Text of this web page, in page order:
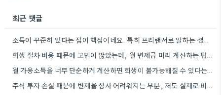
최근 댓글
소득이 꾸준히 있다는 점이 핵심이네요. 특히 프리랜서로 일하는 경우에도 소득을 꾸준히 보여줄 수 있는 방법들을…
회생 절차 비용 때문에 고민이 많았는데, 월 변제금 미리 계산하는 팁 덕분에 훨씬 수월하게 알아볼…
월 가용소득을 너무 단순하게 계산하면 회생이 불가능해질 수 있다는 점을 잊지 말아야겠어요. 예상보다 체계적인 계획이…
주식 투자 손실 때문에 변제율 심사 어려워지는 부분, 저도 실제로 비슷한 경험이 있어서 그런 부분에…